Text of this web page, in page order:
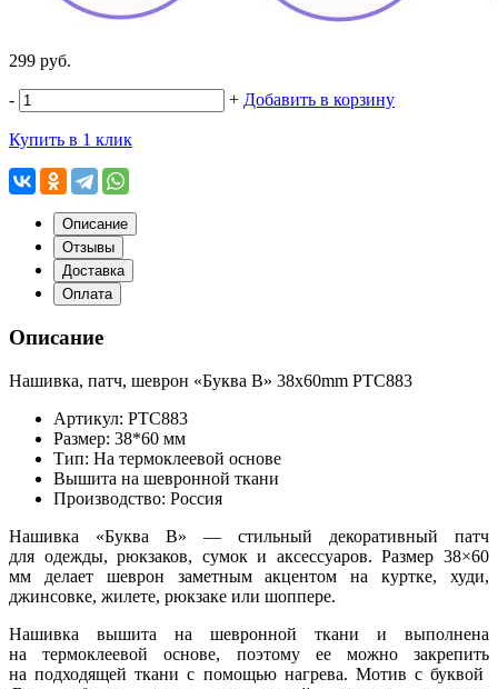
299 руб.
- + Добавить в корзину
Купить в 1 клик
Описание
Отзывы
Доставка
Оплата
Описание
Нашивка, патч, шеврон «Буква B» 38x60mm PTC883
Артикул: PTC883
Размер: 38*60 мм
Тип: На термоклеевой основе
Вышита на шевронной ткани
Производство: Россия
Нашивка
«Буква B» — стильный декоративный патч
для одежды, рюкзаков, сумок и аксессуаров. Размер 38×60
мм делает шеврон заметным акцентом на куртке, худи,
джинсовке, жилете, рюкзаке или шоппере.
Нашивка вышита на шевронной ткани и выполнена
на термоклеевой основе, поэтому ее можно закрепить
на подходящей ткани с помощью нагрева. Мотив с буквой